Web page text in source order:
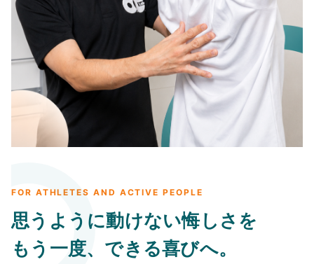
FOR ATHLETES AND ACTIVE PEOPLE
思うように動けない悔しさを
もう一度、できる喜びへ。